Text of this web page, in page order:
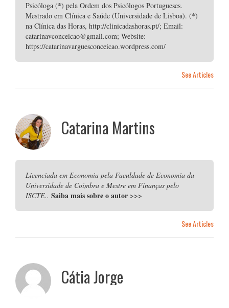
Psicóloga (*) pela Ordem dos Psicólogos Portugueses.
Mestrado em Clínica e Saúde (Universidade de Lisboa). (*)
na Clínica das Horas, http://clinicadashoras.pt/; Email:
catarinavconceicao@gmail.com; Website:
https://catarinavarguesconceicao.wordpress.com/
See Articles
Catarina Martins
Licenciada em Economia pela Faculdade de Economia da
Universidade de Coimbra e Mestre em Finanças pelo
ISCTE.. Saiba mais sobre o autor >>>
See Articles
Cátia Jorge